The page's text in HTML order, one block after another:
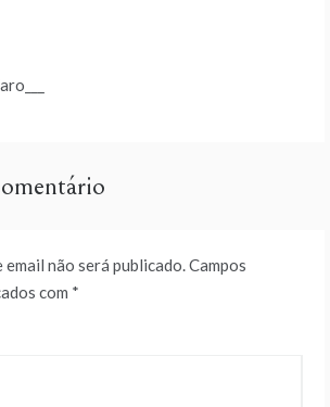
email não será publicado.Campos
com *